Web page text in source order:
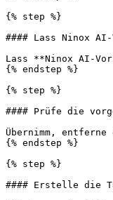
{% step %}
#### Lass Ninox
Lass **Ninox AI-
{% endstep %}
{% step %}
#### Prüfe die
Übernimm,
{% endstep %}
{% step %}
#### Erstelle die